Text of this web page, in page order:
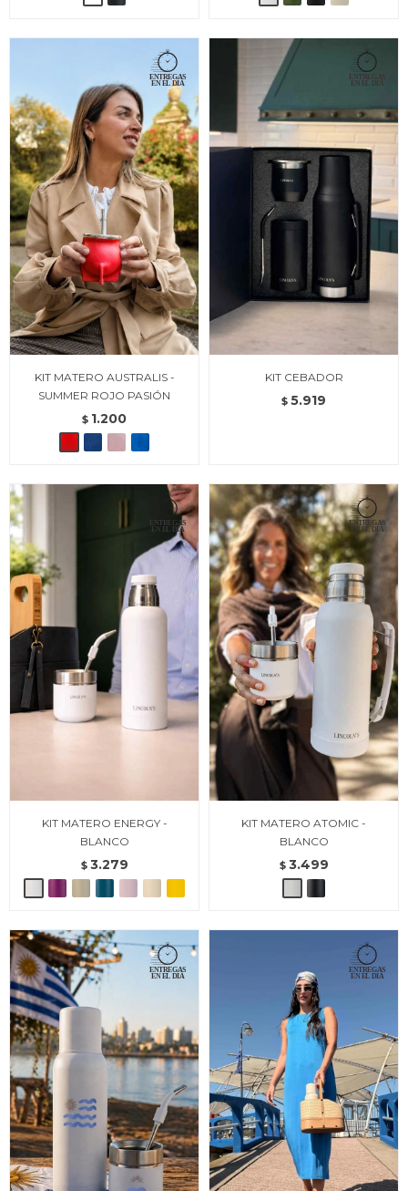
KIT MATERO AUSTRALIS -
SUMMER ROJO PASIÓN
$ 1.200
KIT CEBADOR
$ 5.919
KIT MATERO ENERGY -
BLANCO
$ 3.279
KIT MATERO ATOMIC -
BLANCO
$ 3.499